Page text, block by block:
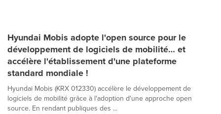
Hyundai Mobis adopte l'open source pour le
développement de logiciels de mobilité… et
accélère l'établissement d'une plateforme
standard mondiale !
Hyundai Mobis (KRX 012330) accélère le développement de
logiciels de mobilité grâce à l'adoption d'une approche open
source. En rendant publiques des ...